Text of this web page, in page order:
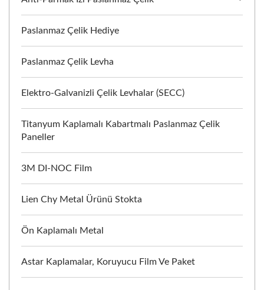
Paslanmaz Çelik Hediye
Paslanmaz Çelik Levha
Elektro-Galvanizli Çelik Levhalar (SECC)
Titanyum Kaplamalı Kabartmalı Paslanmaz Çelik
Paneller
3M DI-NOC Film
Lien Chy Metal Ürünü Stokta
Ön Kaplamalı Metal
Astar Kaplamalar, Koruyucu Film Ve Paket